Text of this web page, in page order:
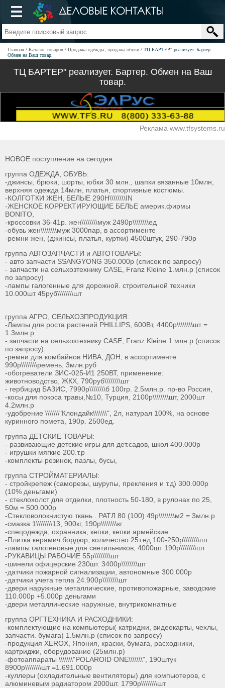
Главная Каталог товаров Продажа одежды, продажа обуви
ТЦ БАРТЕР" реализует. Бартер.
Обмен на Ваш товар.
ТЦ БАРТЕР" реализует. Бартер. Обмен на Ваш
товар.
Реклама www.tfsystems.ru
НОВОЕ поступление на сегодня:
группа ОДЕЖДА, ОБУВЬ:
-джинсы, брюки, шорты, юбки 30 млн., шапки вязанные 10млн,
верхняя одежда 14млн, платья, спортивные костюмы.
-КОЛГОТКИ ЖЕН, БЕЛЫЕ 290H\\\\\\\\IN
-ЖЕНСКОЕ КОРРЕКТИРУЮЩИЕ БЕЛЬЕ америк.фирмы
BONITО,
-кроссовки 36-41р. жен\\\\\\\\муж 2490р\\\\\\\\ед
-обувь жен\\\\\\\\муж 3000пар, в ассортименте
-ремни жен, (джинсы, платья, куртки) 4500штук, 290-790р
группа АВТОЗАПЧАСТИ и АВТОТОВАРЫ:
- авто запчасти SSANGYONG 350.000р (список по запросу)
- запчасти на сельхозтехнику CASE, Franz Kleine 1.млн.р (список
по запросу)
-лампы галогенные для дорожной. строительной техники
10.000шт 45руб\\\\\\\\шт
группа АГРО, СЕЛЬХОЗПРОДУКЦИЯ:
-Лампы для роста растений PHILLIPS, 600Вт, 4400р\\\\\\\\шт =
1.3млн.р
- запчасти на сельхозтехнику CASE, Franz Kleine 1.млн.р (список
по запросу)
-ремни для комбайнов НИВА, ДОН, в ассортименте
990р\\\\\\\\ремень, 3млн.руб
-обогреватели ЗИС-025-И1 250ВТ, применение:
животноводство, ЖКХ, 790руб\\\\\\\\шт
- гербицид БАЗИС, 7990р\\\\\\\\б 100гр. 2.5млн.р. пр-во Россия,
-косы для покоса травы,№10, Турция, 2100р\\\\\\\\шт, 2000шт
4.2млн.р
-удобрение \\\\\\\"Клондайк\\\\\\\", 2л, натурал 100%, на основе
куринного помета, 190р. 2500ед.
группа ДЕТСКИЕ ТОВАРЫ:
- развивающие детские игры для дет.садов, школ 400.000р
- игрушки мягкие 200.т.р
-комплекты резинок, пазлы, бусы,
группа СТРОЙМАТЕРИАЛЫ:
- стройкрепеж (саморезы, шурупы, прекления и т.д) 300.000р
(10% деньгами)
- стеклохолст для отделки, плотность 50-180, в рулонах по 25,
50м = 500.000р
-Стекловолокнистую ткань . РАТЛ 80 (100) 49р\\\\\\\\м2 = 3млн.р
-смазка 1\\\\\\\\13, 900кг, 190р\\\\\\\\кг
-спецодежда, охранника, кепки, кепки армейские
-Плитка керамич.бордюр, количество 25т.ед 100-250р\\\\\\\\шт
-лампы галогеновые для светильников, 4000шт 190р\\\\\\\\шт
-РУКАВИЦЫ РАБОЧИЕ 55р\\\\\\\\шт
-шинели офицерские 230шт. 3400р\\\\\\\\шт
-датчики пожарной сигнализации, автономные 300.000р
-датчики учета тепла 24.900р\\\\\\\\шт
-двери наружные металлические, противопожарные, заводские
110.000р +5.000р деньгами
-двери металлические наружные, внутрикомнатные
группа ОРГТЕХНИКА И РАСХОДНИКИ:
-комплектующие на компьютеры( катриджи, видеокарты, чехлы,
запчасти. бумага) 1.5млн.р (список по запросу)
-продукция XEROX, Япония, краски, бумага, расходники,
картриджи, оборудование (25млн.р)
-фотоаппараты \\\\\\\"POLAROID ONE\\\\\\\", 190штук
8900р\\\\\\\\шт =1.691.000р
-куллеры (охладительные вентиляторы) для компьютеров, с
алюминевым радиатором 2000шт. 1790р\\\\\\\\шт